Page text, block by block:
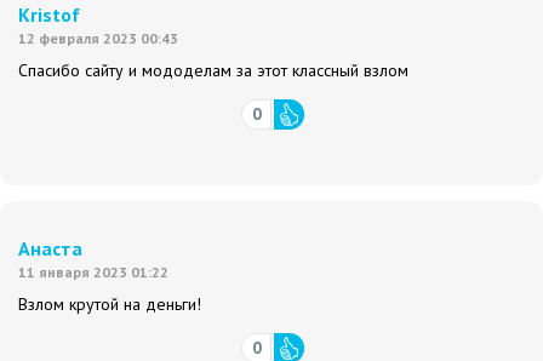
Kristof
12 февраля 2023 00:43
Спасибо сайту и мододелам за этот классный взлом
0
Анаста
11 января 2023 01:22
Взлом крутой на деньги!
0